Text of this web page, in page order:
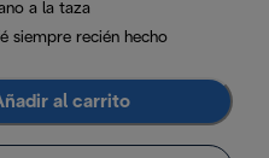
a la taza
siempre recién hecho
al carrito